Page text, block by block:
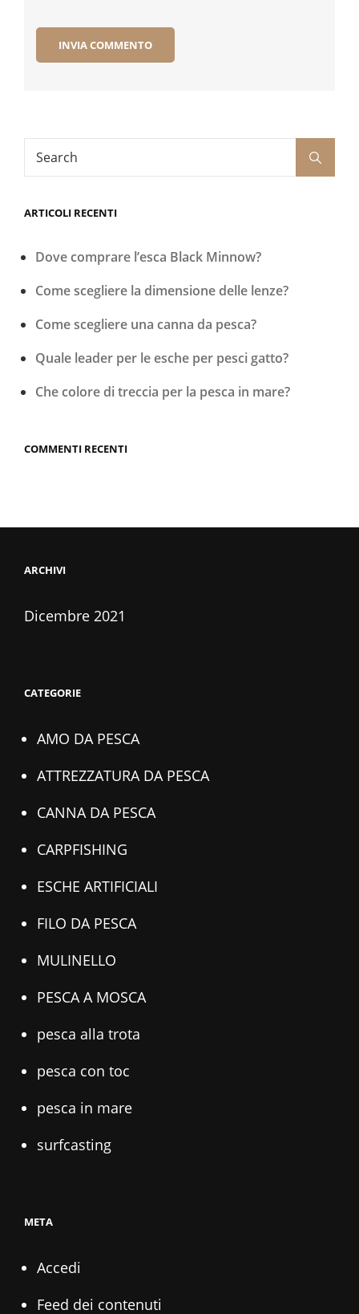
Search
ARTICOLI RECENTI
Dove comprare l’esca Black Minnow?
Come scegliere la dimensione delle lenze?
Come scegliere una canna da pesca?
Quale leader per le esche per pesci gatto?
Che colore di treccia per la pesca in mare?
COMMENTI RECENTI
ARCHIVI
Dicembre 2021
CATEGORIE
AMO DA PESCA
ATTREZZATURA DA PESCA
CANNA DA PESCA
CARPFISHING
ESCHE ARTIFICIALI
FILO DA PESCA
MULINELLO
PESCA A MOSCA
pesca alla trota
pesca con toc
pesca in mare
surfcasting
META
Accedi
Feed dei contenuti